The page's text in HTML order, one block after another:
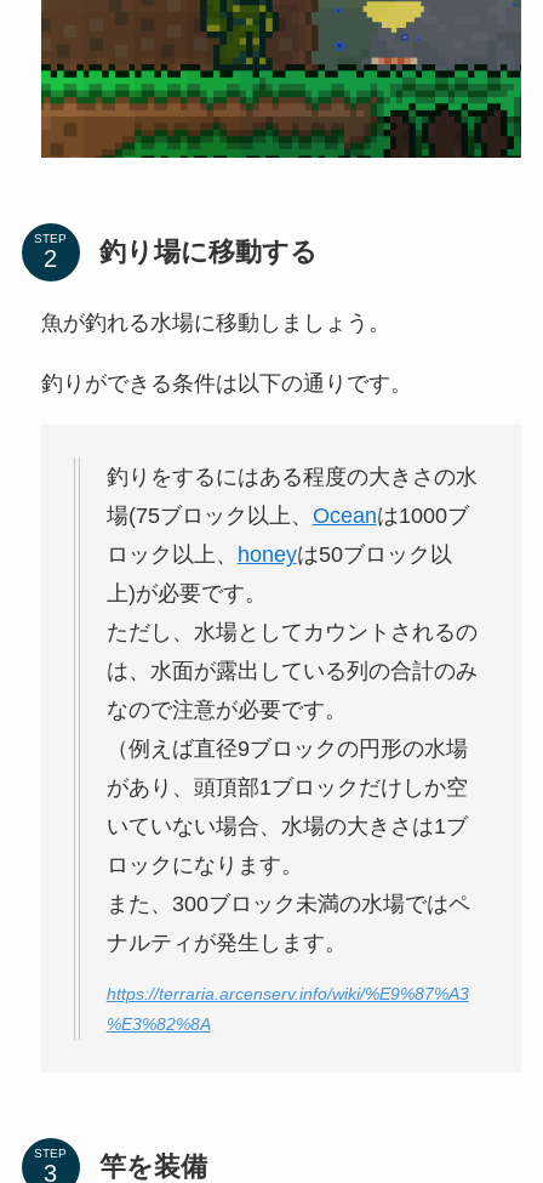
STEP 釣り場に移動する
魚が釣れる水場に移動しましょう。
釣りができる条件は以下の通りです。
釣りをするにはある程度の大きさの水
場(75ブロック以上、 Oceanは1000ブ
ロック以上、 honeyは50ブロック以
上)が必要です。
ただし、水場としてカウントされるの
は、水面が露出している列の合計のみ
なので注意が必要です。
（例えば直径9ブロックの円形の水場
があり、頭頂部1ブロックだけしか空
いていない場合、水場の大きさは1ブ
ロックになります。
また、300ブロック未満の水場ではペ
ナルティが発生します。
https://terraria.arcenserv.info/wiki/%E9%87%A3
%E3%82%8A
STEP 竿を装備